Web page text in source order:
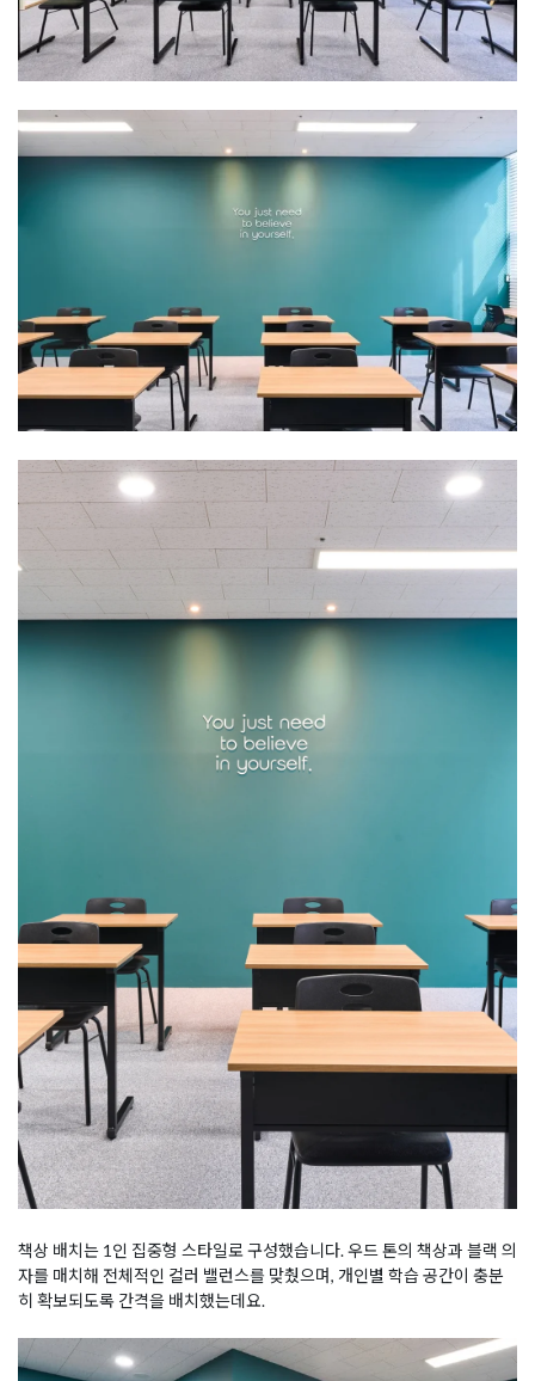
책상 배치는 1인 집중형 스타일로 구성했습니다. 우드 톤의 책상과 블랙 의
자를 매치해 전체적인 컬러 밸런스를 맞췄으며, 개인별 학습 공간이 충분
히 확보되도록 간격을 배치했는데요.